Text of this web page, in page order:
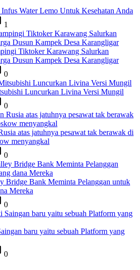
Water Lemo Untuk Kesehatan Anda
1
Tiktoker Karawang Salurkan
Dusun Kampek Desa Karangligar
0
Luncurkan Livina Versi Mungil
0
atas jatuhnya pesawat tak berawak di
menyangkal
0
Bridge Bank Meminta Pelanggan untuk
Mereka
0
baru yaitu sebuah Platform yang
0